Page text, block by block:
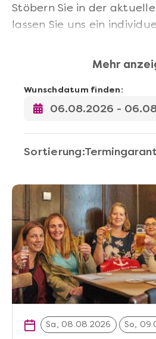
Stöbern Sie in der
lassen Sie uns ein
Mehr
Wunschdatum finden:
Sortierung:
Sa, 08.08.2026 So,